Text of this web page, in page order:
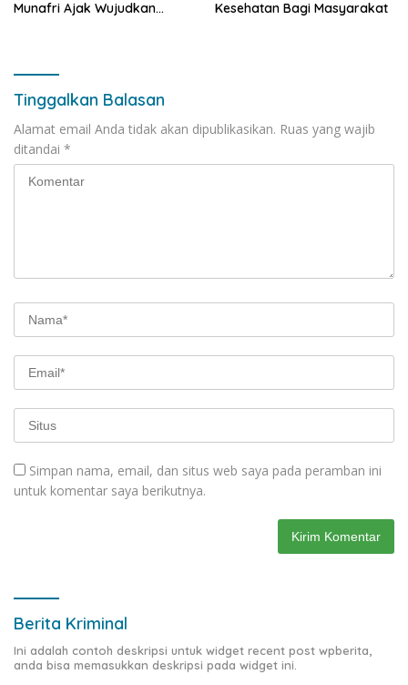
Munafri Ajak Wujudkan
Kesehatan Bagi Masyarakat
Tinggalkan Balasan
Alamat email Anda tidak akan dipublikasikan. Ruas yang wajib
ditandai *
Simpan nama, email, dan situs web saya pada peramban ini
untuk komentar saya berikutnya.
Berita Kriminal
Ini adalah contoh deskripsi untuk widget recent post wpberita,
anda bisa memasukkan deskripsi pada widget ini.